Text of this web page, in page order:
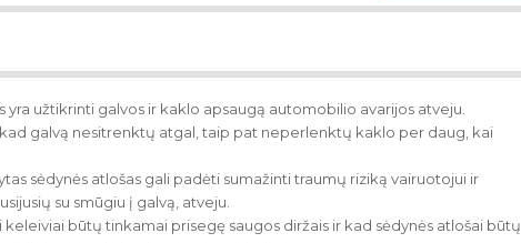
yra užtikrinti galvos ir kaklo apsaugą automobilio avarijos atveju.
kad galvą nesitrenktų atgal, taip pat neperlenktų kaklo per daug, kai
sėdynės atlošas gali padėti sumažinti traumų riziką vairuotojui ir
su smūgiu į galvą, atveju.
keleiviai būtų tinkamai prisegę saugos diržais ir kad sėdynės atlošai būtų